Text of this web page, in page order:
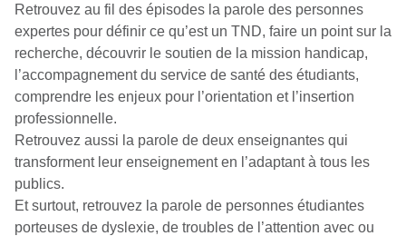
Retrouvez au fil des épisodes la parole des personnes
expertes pour définir ce qu’est un TND, faire un point sur la
recherche, découvrir le soutien de la mission handicap,
l’accompagnement du service de santé des étudiants,
comprendre les enjeux pour l’orientation et l’insertion
professionnelle.
Retrouvez aussi la parole de deux enseignantes qui
transforment leur enseignement en l’adaptant à tous les
publics.
Et surtout, retrouvez la parole de personnes étudiantes
porteuses de dyslexie, de troubles de l’attention avec ou